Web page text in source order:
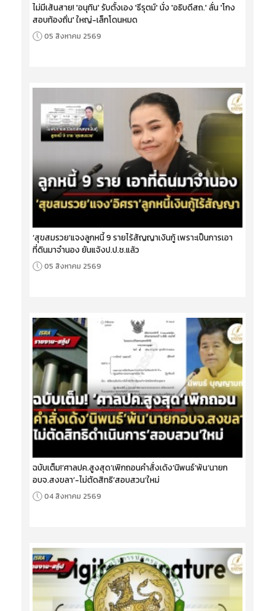
ไม่มีเส้นสาย! 'อนุทิน' รับตั้งเอง 'ธีรุตม์' นั่ง 'อธิบดีสถ.' ลั่น 'โกง
สอบท้องถิ่น' ใหญ่-เล็กโดนหมด
05 สิงหาคม 2569
‘สุขสมรวย’แจงลูกหนี้ 9 รายไร้สัญญาเงินกู้ เพราะเป็นการเอา
ที่ดินมาจำนอง ยันแจ้งป.ป.ช.แล้ว
05 สิงหาคม 2569
ฉบับเต็ม!‘ศาลปค.สูงสุด’เพิกถอนคำสั่งเด้ง‘นิพนธ์’พ้น‘นายก
อบจ.สงขลา’-ไม่ตัดสิทธิ‘สอบสวน’ใหม่
04 สิงหาคม 2569